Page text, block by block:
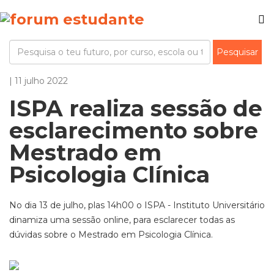
| 11 julho 2022
ISPA realiza sessão de
esclarecimento sobre
Mestrado em
Psicologia Clínica
No dia 13 de julho, plas 14h00 o ISPA - Instituto Universitário
dinamiza uma sessão online, para esclarecer todas as
dúvidas sobre o Mestrado em Psicologia Clínica.